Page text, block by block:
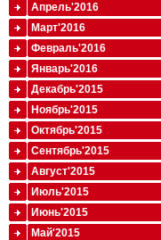
Апрель'2016
Март'2016
Февраль'2016
Январь'2016
Декабрь'2015
Ноябрь'2015
Октябрь'2015
Сентябрь'2015
Август'2015
Июль'2015
Июнь'2015
Май'2015